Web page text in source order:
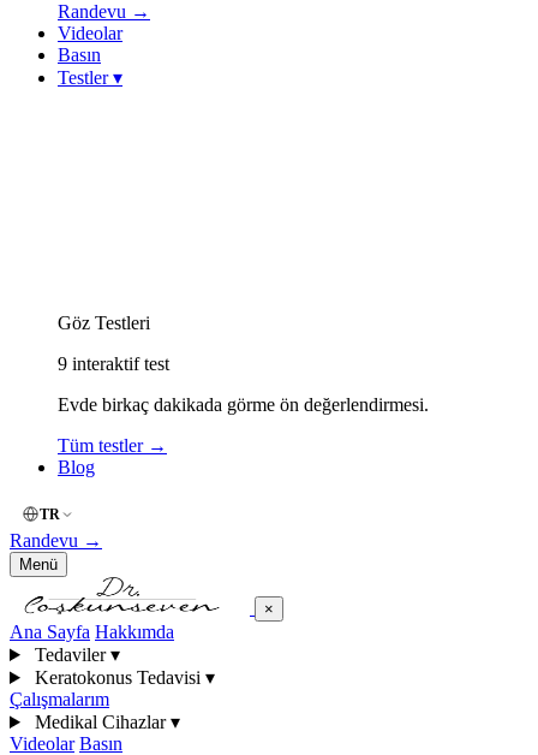
Randevu →
Videolar
Basın
Testler▾
Göz Testleri
9 interaktif test
Evde birkaç dakikada görme ön değerlendirmesi.
Tüm testler →
Blog
TR
Randevu →
Menü
×
Ana Sayfa Hakkımda
Tedaviler ▾
Keratokonus Tedavisi ▾
Çalışmalarım
Medikal Cihazlar ▾
Videolar Basın